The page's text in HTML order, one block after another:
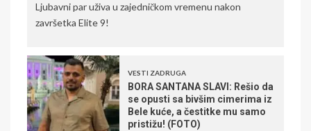
Ljubavni par uživa u zajedničkom vremenu nakon
završetka Elite 9!
VESTI ZADRUGA
BORA SANTANA SLAVI: Rešio da
se opusti sa bivšim cimerima iz
Bele kuće, a čestitke mu samo
pristižu! (FOTO)